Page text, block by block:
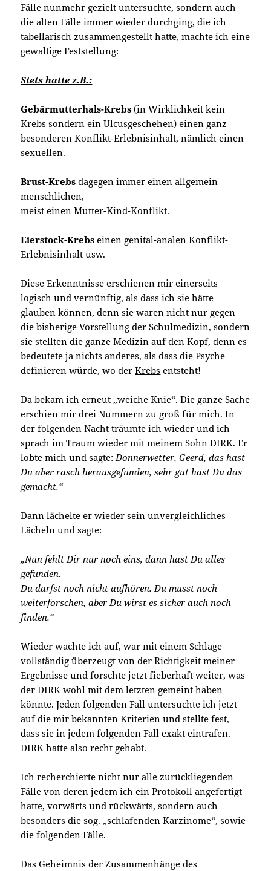
Fälle nunmehr gezielt untersuchte, sondern auch
die alten Fälle immer wieder durchging, die ich
tabellarisch zusammengestellt hatte, machte ich eine
gewaltige Feststellung:
Stets hatte z.B.:
Gebärmutterhals-Krebs (in Wirklichkeit kein
Krebs sondern ein Ulcusgeschehen) einen ganz
besonderen Konflikt-Erlebnisinhalt, nämlich einen
sexuellen.
Brust-Krebs dagegen immer einen allgemein
menschlichen,
meist einen Mutter-Kind-Konflikt.
Eierstock-Krebs einen genital-analen Konflikt-
Erlebnisinhalt usw.
Diese Erkenntnisse erschienen mir einerseits
logisch und vernünftig, als dass ich sie hätte
glauben können, denn sie waren nicht nur gegen
die bisherige Vorstellung der Schulmedizin, sondern
sie stellten die ganze Medizin auf den Kopf, denn es
bedeutete ja nichts anderes, als dass diePsyche
definieren würde, wo derKrebs entsteht!
Da bekam ich erneut „weiche Knie“. Die ganze Sache
erschien mir drei Nummern zu groß für mich. In
der folgenden Nacht träumte ich wieder und ich
sprach im Traum wieder mit meinem Sohn DIRK. Er
lobte mich und sagte:Donnerwetter, Geerd, das hast
Du aber rasch herausgefunden, sehr gut hast Du das
gemacht.“
Dann lächelte er wieder sein unvergleichliches
Lächeln und sagte:
„Nun fehlt Dir nur noch eins, dann hast Du alles
gefunden.
Du darfst noch nicht aufhören. Du musst noch
weiterforschen, aber Du wirst es sicher auch noch
finden.“
Wieder wachte ich auf, war mit einem Schlage
vollständig überzeugt von der Richtigkeit meiner
Ergebnisse und forschte jetzt fieberhaft weiter, was
der DIRK wohl mit dem letzten gemeint haben
könnte. Jeden folgenden Fall untersuchte ich jetzt
auf die mir bekannten Kriterien und stellte fest,
dass sie in jedem folgenden Fall exakt eintrafen.
DIRK hatte also recht gehabt.
Ich recherchierte nicht nur alle zurückliegenden
Fälle von deren jedem ich ein Protokoll angefertigt
hatte, vorwärts und rückwärts, sondern auch
besonders die sog. „schlafenden Karzinome“, sowie
die folgenden Fälle.
Das Geheimnis der Zusammenhänge des